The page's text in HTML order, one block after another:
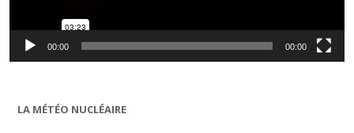
00:00 00:00
LA MÉTÉO NUCLÉAIRE